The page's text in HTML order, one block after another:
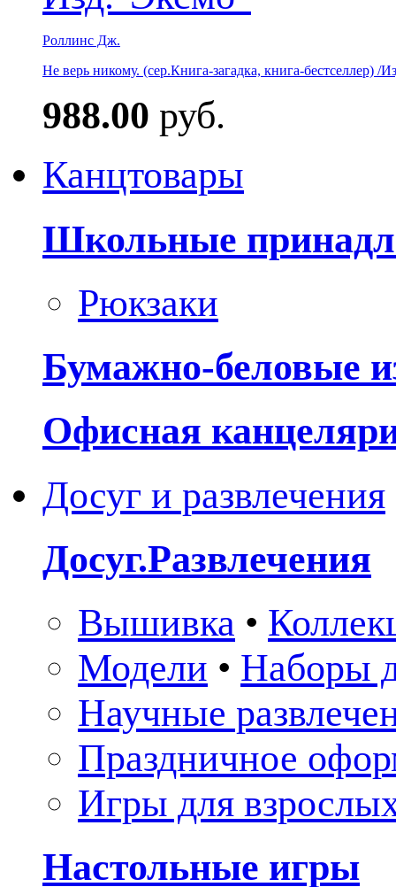
Роллинс Дж.
Не верь никому. (сер.Книга-загадка, книга-бестселлер) /
988.00 руб.
Канцтовары
Школьные
Рюкзаки
Бумажно-беловые
Офисная
Досуг и развлечения
Досуг.Развлечения
Вышивка •
Модели • Наборы
Научные
Праздничное
Игры для
Настольные игры